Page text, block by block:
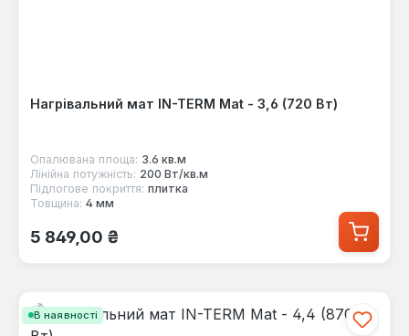
Нагрівальний мат IN-TERM Mat - 3,6 (720 Вт)
Опалювана площа: 3.6 кв.м
Лінійна потужність: 200 Вт/кв.м
Підлогове покриття: плитка
Товщина: 4 мм
Звичайна ціна:
5 849,00 ₴
В наявності